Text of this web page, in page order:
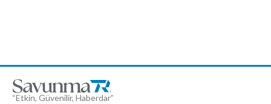
“Etkin, Güvenilir, Haberdar”